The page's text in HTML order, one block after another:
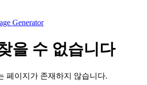
Generator
을 수 없습니다
페이지가 존재하지 않습니다.